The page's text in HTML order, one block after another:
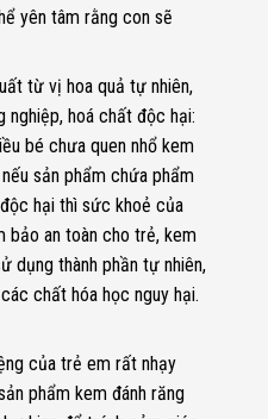
yên tâm rằng con sẽ
từ vị hoa quả tự nhiên,
nghiệp, hoá chất độc hại:
bé chưa quen nhổ kem
sản phẩm chứa phẩm
hại thì sức khoẻ của
bảo an toàn cho trẻ, kem
dụng thành phần tự nhiên,
chất hóa học nguy hại.
của trẻ em rất nhạy
phẩm kem đánh răng